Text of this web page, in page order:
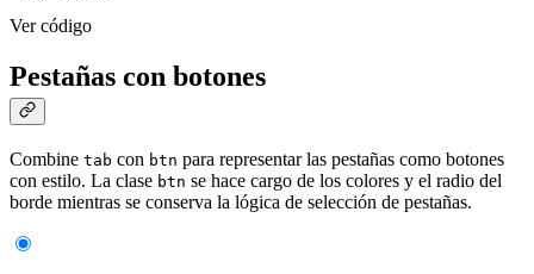
Ver código
Pestañas con botones
Combine tab con btn para representar las pestañas como botones
con estilo. La clase btn se hace cargo de los colores y el radio del
borde mientras se conserva la lógica de selección de pestañas.